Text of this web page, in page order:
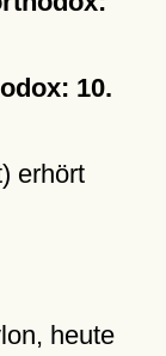
10.
erhört
heute